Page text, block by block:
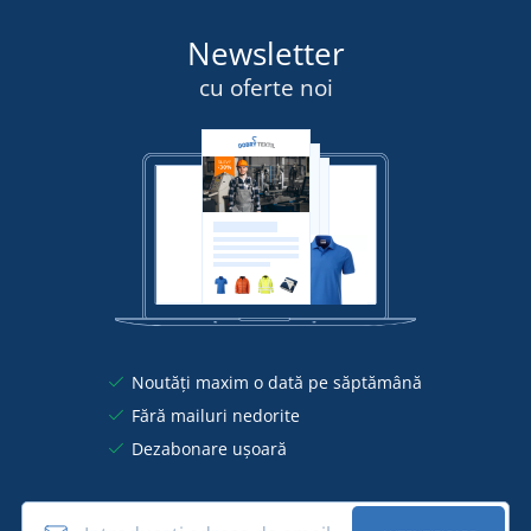
Newsletter
cu oferte noi
Noutăți maxim o dată pe săptămână
Fără mailuri nedorite
Dezabonare ușoară